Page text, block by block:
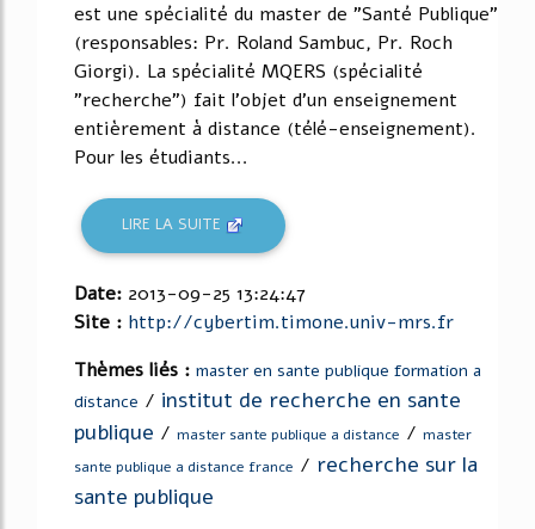
est une spécialité du master de "Santé Publique"
(responsables: Pr. Roland Sambuc, Pr. Roch
Giorgi). La spécialité MQERS (spécialité
"recherche") fait l'objet d'un enseignement
entièrement à distance (télé-enseignement).
Pour les étudiants...
LIRE LA SUITE
Date: 2013-09-25 13:24:47
Site : http://cybertim.timone.univ-mrs.fr
Thèmes liés : master en sante publique formation a
distance / institut de recherche en sante
publique / master sante publique a distance / master
sante publique a distance france / recherche sur la
sante publique